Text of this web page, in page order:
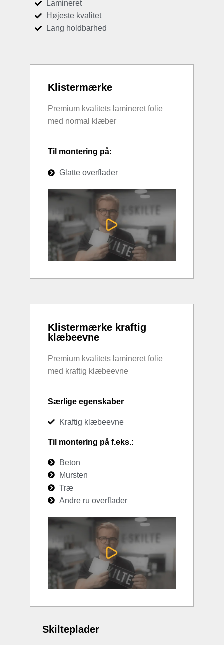
Lamineret
Højeste kvalitet
Lang holdbarhed
Klistermærke
Premium kvalitets lamineret folie
med normal klæber
Til montering på:
Glatte overflader
Klistermærke kraftig
klæbeevne
Premium kvalitets lamineret folie
med kraftig klæbeevne
Særlige egenskaber
Kraftig klæbeevne
Til montering på f.eks.:
Beton
Mursten
Træ
Andre ru overflader
Skilteplader